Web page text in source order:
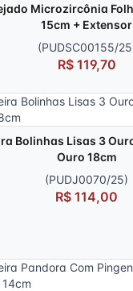
Microzircônia
15cm + Extensor
(PUDSC00155/
R$ 119,70
Bolinhas Lisas 3
Ouro 18cm
(PUDJ0070/25)
R$ 114,00